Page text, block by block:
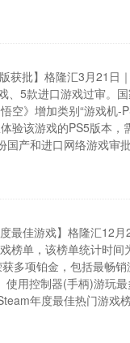
获批】格隆汇3月21
、5款进口游戏过审。
空》增加类别“游戏机
验该游戏的PS5版本
国产和进口网络游戏审
的国行PS5版即将与
度最佳游戏】格隆汇12
榜单，该榜单统计时
多项铂金，包括最畅
使用控制器(手柄)游玩
年度最佳热门游戏
算，玩家峰值超45万)